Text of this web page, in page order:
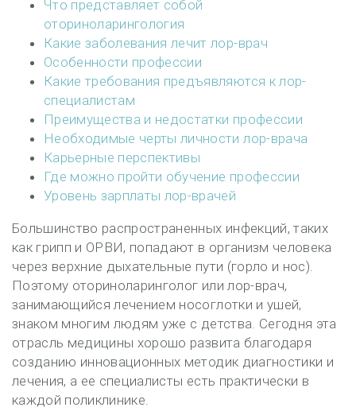
Что представляет собой
оториноларингология
Какие заболевания лечит лор-врач
Особенности профессии
Какие требования предъявляются к лор-
специалистам
Преимущества и недостатки профессии
Необходимые черты личности лор-врача
Карьерные перспективы
Где можно пройти обучение профессии
Уровень зарплаты лор-врачей
Большинство распространенных инфекций, таких
как грипп и ОРВИ, попадают в организм человека
через верхние дыхательные пути (горло и нос).
Поэтому оториноларинголог или лор-врач,
занимающийся лечением носоглотки и ушей,
знаком многим людям уже с детства. Сегодня эта
отрасль медицины хорошо развита благодаря
созданию инновационных методик диагностики и
лечения, а ее специалисты есть практически в
каждой поликлинике.